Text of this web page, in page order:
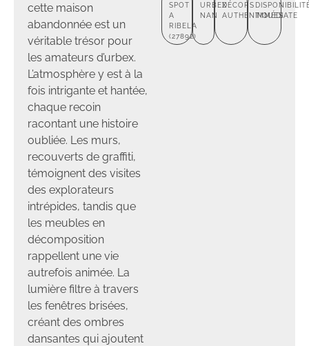
cette maison
abandonnée est un
véritable trésor pour
les amateurs d’urbex.
L’atmosphère y est à la
fois intrigante et hantée,
chaque recoin
racontant une histoire
oubliée. Les murs,
recouverts de graffiti,
témoignent des visites
des explorateurs
intrépides, tandis que
les meubles en
décomposition
rappellent une vie
autrefois animée. La
lumière filtre à travers
les fenêtres brisées,
créant des ombres
dansantes qui ajoutent
SPOT
A
RIBELA
(27892)
URBEX
NAN
DÉCORS
AUTHENTIQUES
IMMÉDIATE